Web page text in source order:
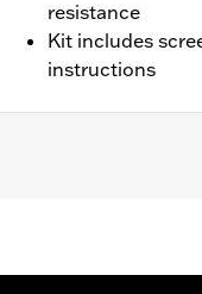
resistance
Kit includes
instructions